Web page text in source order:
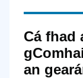
Cá fhad
an